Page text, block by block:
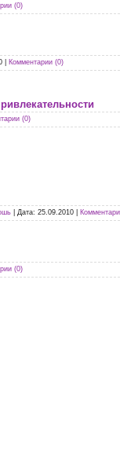
(0)
Комментарии (0)
(0)
Дата: 25.09.2010
(0)